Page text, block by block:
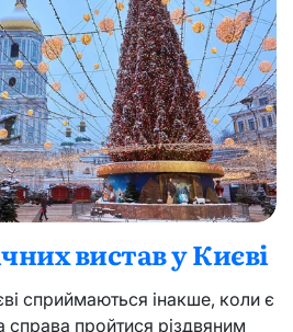
вистав у Києві
сприймаються інакше, коли є
справа пройтися різдвяним